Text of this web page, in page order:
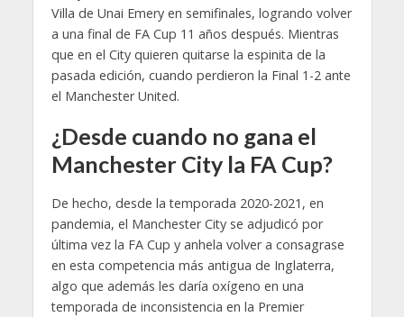
Villa de Unai Emery en semifinales, logrando volver
a una final de FA Cup 11 años después. Mientras
que en el City quieren quitarse la espinita de la
pasada edición, cuando perdieron la Final 1-2 ante
el Manchester United.
¿Desde cuando no gana el
Manchester City la FA Cup?
De hecho, desde la temporada 2020-2021, en
pandemia, el Manchester City se adjudicó por
última vez la FA Cup y anhela volver a consagrase
en esta competencia más antigua de Inglaterra,
algo que además les daría oxígeno en una
temporada de inconsistencia en la Premier